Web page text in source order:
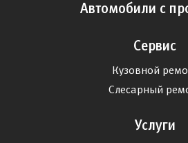
Автомобили с
Сервис
Кузовной
Слесарный
Услуги